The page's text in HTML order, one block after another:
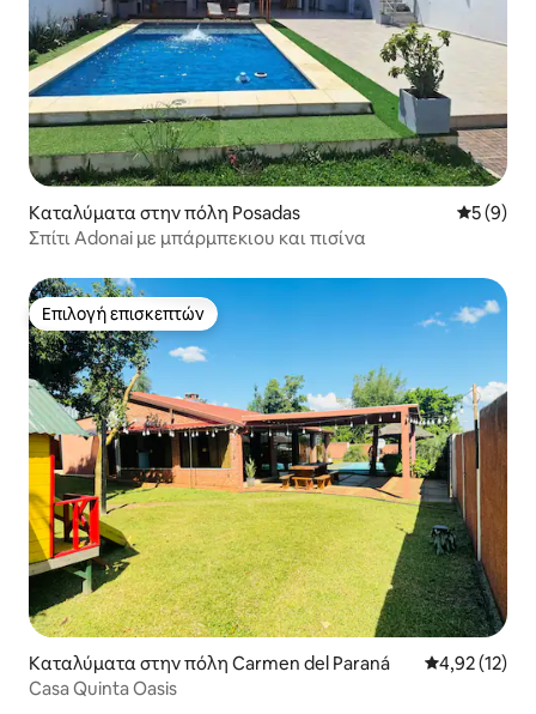
Καταλύματα στην πόλη Posadas Μέση
5 (9)
Σπίτι Adonai με μπάρμπεκιου και πισίνα
Επιλογή επισκεπτών
Επιλογή επισκεπτών
Καταλύματα στην πόλη Carmen del Paraná Μέση
4,92 (12)
Casa Quinta Oasis